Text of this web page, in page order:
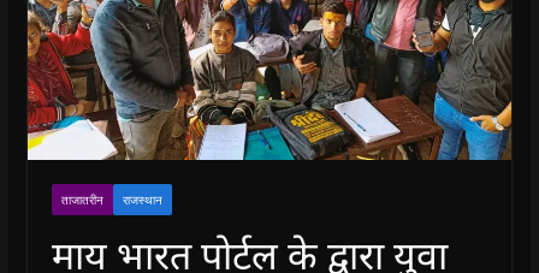
ताजातरीन राजस्थान
माय भारत पोर्टल के द्वारा युवा